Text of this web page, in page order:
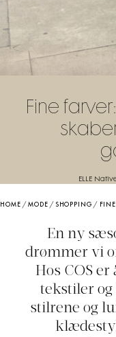
Fine
ELLE
HOME /MODE / SHOPPING / FINE
En ny
drømmer vi
Hos COS
tekstiler
stilrene og